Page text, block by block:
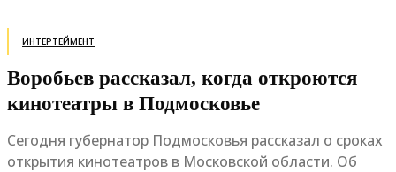
ИНТЕРТЕЙМЕНТ
Воробьев рассказал, когда откроются
кинотеатры в Подмосковье
Сегодня губернатор Подмосковья рассказал о сроках
открытия кинотеатров в Московской области. Об